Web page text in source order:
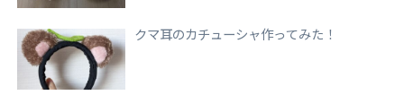
クマ耳のカチューシャ作ってみた！